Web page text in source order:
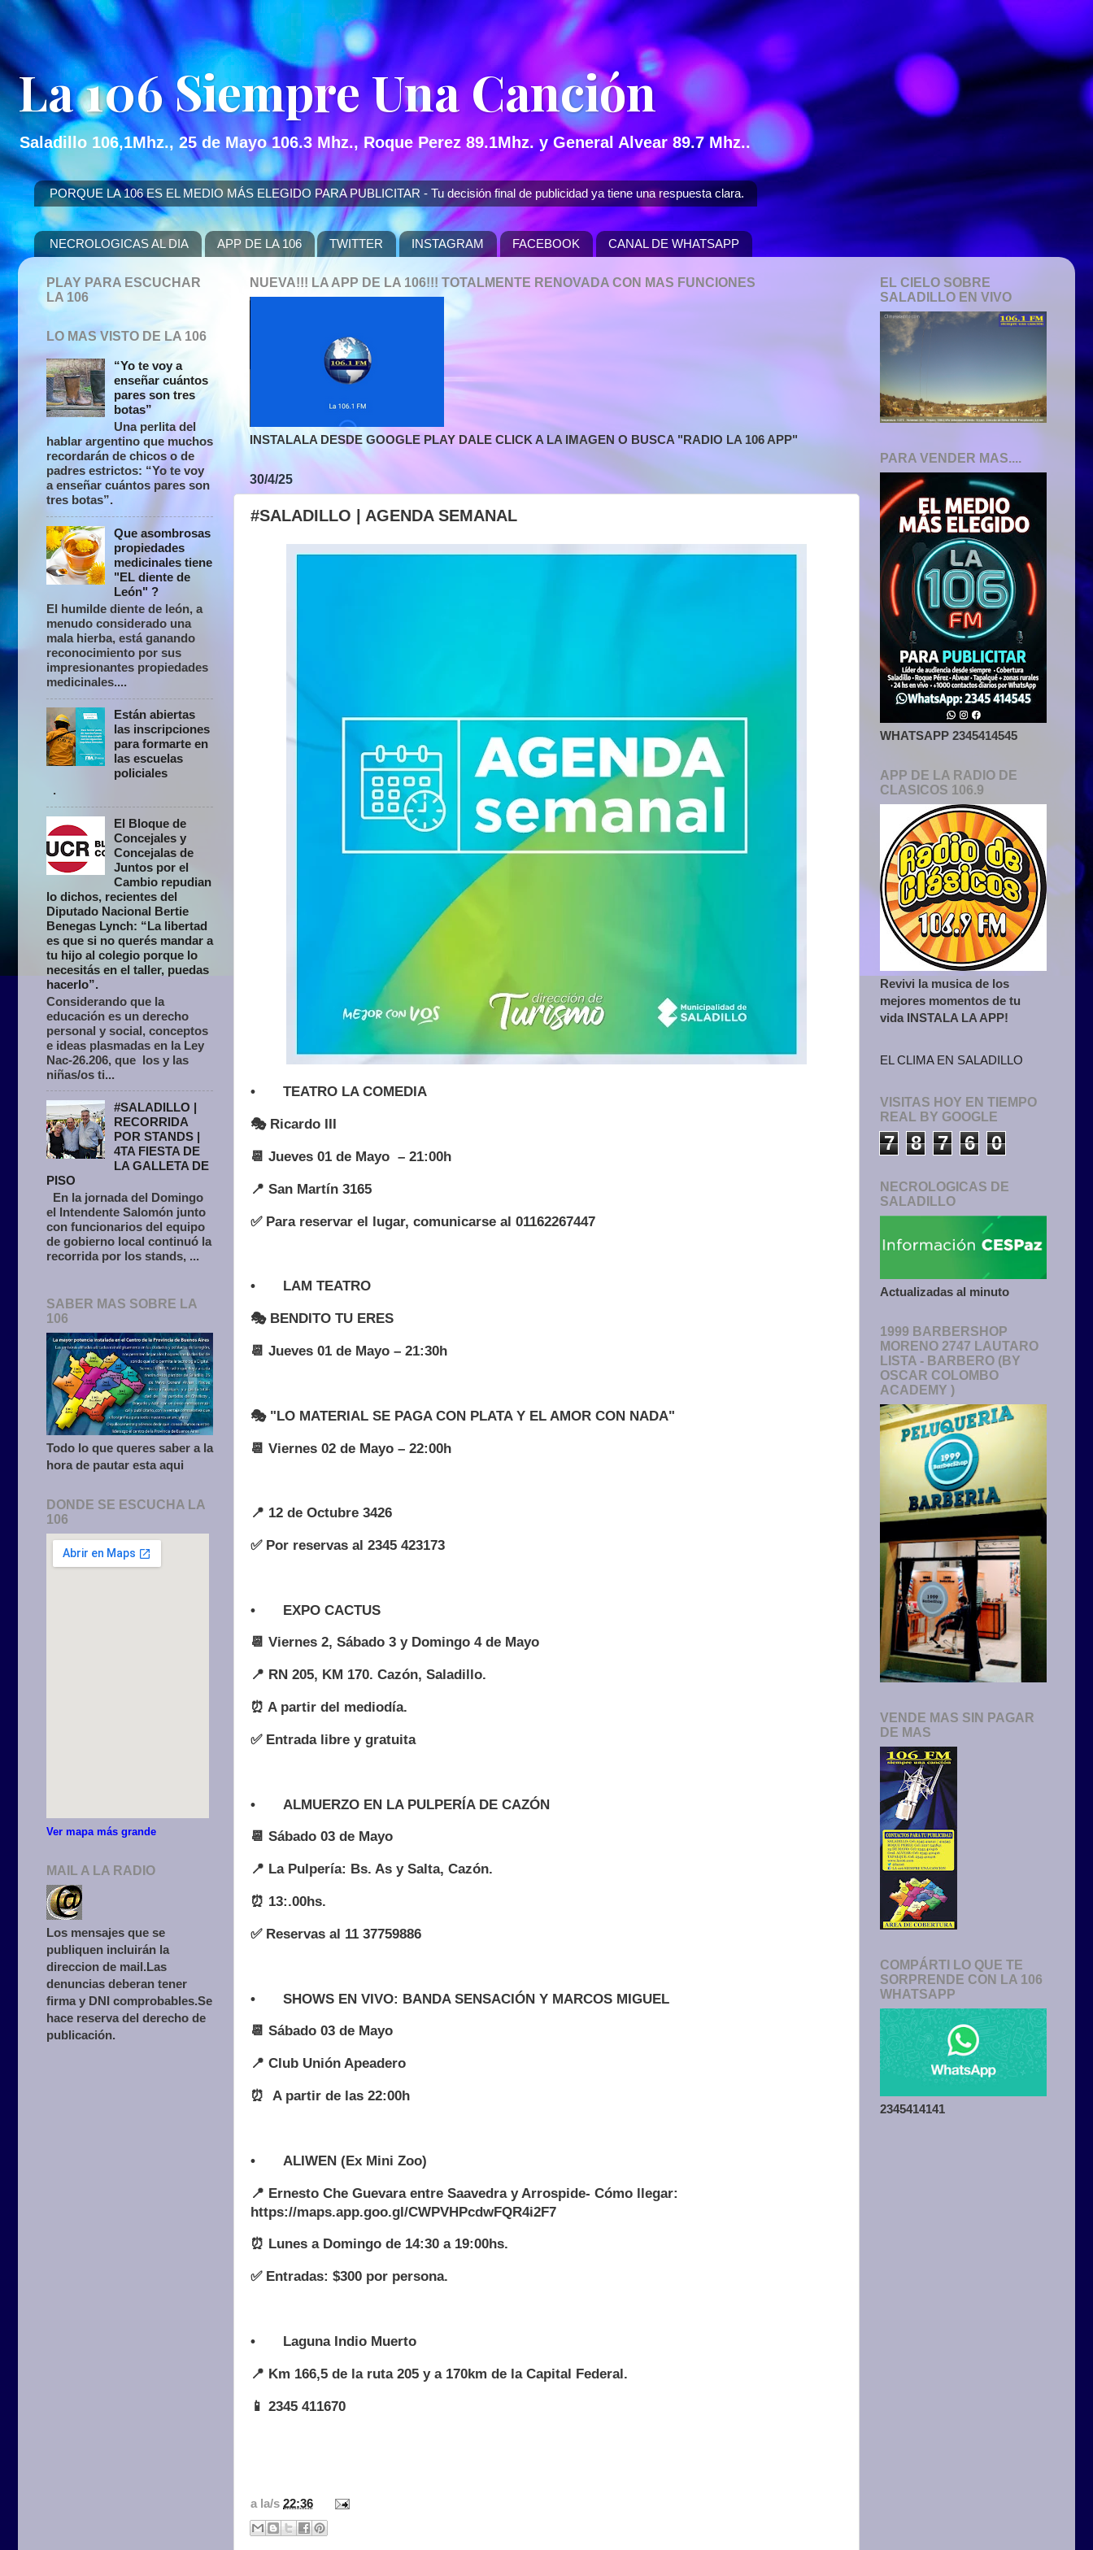
La 106 Siempre Una Canción
Saladillo 106,1Mhz., 25 de Mayo 106.3 Mhz., Roque Perez 89.1Mhz. y General Alvear 89.7 Mhz..
PORQUE LA 106 ES EL MEDIO MÁS ELEGIDO PARA PUBLICITAR - Tu decisión final de publicidad ya tiene una respuesta clara.
NECROLOGICAS AL DIA APP DE LA 106 TWITTER INSTAGRAM FACEBOOK CANAL DE WHATSAPP
NUEVA!!! LA APP DE LA 106!!! TOTALMENTE RENOVADA CON MAS FUNCIONES
INSTALALA DESDE GOOGLE PLAY DALE CLICK A LA IMAGEN O BUSCA "RADIO LA 106 APP"
30/4/25
#SALADILLO | AGENDA SEMANAL
• TEATRO LA COMEDIA
🎭 Ricardo III
📆 Jueves 01 de Mayo – 21:00h
📍 San Martín 3165
✅ Para reservar el lugar, comunicarse al 01162267447
• LAM TEATRO
🎭 BENDITO TU ERES
📆 Jueves 01 de Mayo – 21:30h
🎭 "LO MATERIAL SE PAGA CON PLATA Y EL AMOR CON NADA"
📆 Viernes 02 de Mayo – 22:00h
📍 12 de Octubre 3426
✅ Por reservas al 2345 423173
• EXPO CACTUS
📆 Viernes 2, Sábado 3 y Domingo 4 de Mayo
📍 RN 205, KM 170. Cazón, Saladillo.
⏰ A partir del mediodía.
✅ Entrada libre y gratuita
• ALMUERZO EN LA PULPERÍA DE CAZÓN
📆 Sábado 03 de Mayo
📍 La Pulpería: Bs. As y Salta, Cazón.
⏰ 13:.00hs.
✅ Reservas al 11 37759886
• SHOWS EN VIVO: BANDA SENSACIÓN Y MARCOS MIGUEL
📆 Sábado 03 de Mayo
📍 Club Unión Apeadero
⏰ A partir de las 22:00h
• ALIWEN (Ex Mini Zoo)
📍 Ernesto Che Guevara entre Saavedra y Arrospide- Cómo llegar:
https://maps.app.goo.gl/CWPVHPcdwFQR4i2F7
⏰ Lunes a Domingo de 14:30 a 19:00hs.
✅ Entradas: $300 por persona.
• Laguna Indio Muerto
📍 Km 166,5 de la ruta 205 y a 170km de la Capital Federal.
📱 2345 411670
a la/s 22:36
PLAY PARA ESCUCHAR
LA 106
LO MAS VISTO DE LA 106
“Yo te voy a
enseñar cuántos
pares son tres
botas”
Una perlita del
hablar argentino que muchos
recordarán de chicos o de
padres estrictos: “Yo te voy
a enseñar cuántos pares son
tres botas”.
Que asombrosas
propiedades
medicinales tiene
"EL diente de
León" ?
El humilde diente de león, a
menudo considerado una
mala hierba, está ganando
reconocimiento por sus
impresionantes propiedades
medicinales....
Están abiertas
las inscripciones
para formarte en
las escuelas
policiales
.
El Bloque de
Concejales y
Concejalas de
Juntos por el
Cambio repudian
lo dichos, recientes del
Diputado Nacional Bertie
Benegas Lynch: “La libertad
es que si no querés mandar a
tu hijo al colegio porque lo
necesitás en el taller, puedas
hacerlo”.
Considerando que la
educación es un derecho
personal y social, conceptos
e ideas plasmadas en la Ley
Nac-26.206, que los y las
niñas/os ti...
#SALADILLO |
RECORRIDA
POR STANDS |
4TA FIESTA DE
LA GALLETA DE
PISO
En la jornada del Domingo
el Intendente Salomón junto
con funcionarios del equipo
de gobierno local continuó la
recorrida por los stands, ...
SABER MAS SOBRE LA
106
Todo lo que queres saber a la
hora de pautar esta aqui
DONDE SE ESCUCHA LA
106
Ver mapa más grande
MAIL A LA RADIO
Los mensajes que se
publiquen incluirán la
direccion de mail.Las
denuncias deberan tener
firma y DNI comprobables.Se
hace reserva del derecho de
publicación.
EL CIELO SOBRE
SALADILLO EN VIVO
PARA VENDER MAS....
WHATSAPP 2345414545
APP DE LA RADIO DE
CLASICOS 106.9
Revivi la musica de los
mejores momentos de tu
vida INSTALA LA APP!
EL CLIMA EN SALADILLO
VISITAS HOY EN TIEMPO
REAL BY GOOGLE
7 8 7 6 0
NECROLOGICAS DE
SALADILLO
Actualizadas al minuto
1999 BARBERSHOP
MORENO 2747 LAUTARO
LISTA - BARBERO (BY
OSCAR COLOMBO
ACADEMY )
VENDE MAS SIN PAGAR
DE MAS
COMPÁRTI LO QUE TE
SORPRENDE CON LA 106
WHATSAPP
2345414141